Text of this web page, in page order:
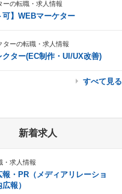
ーの転職・求人情報
可】WEBマーケター
ターの転職・求人情報
クター(EC制作・UI/UX改善)
すべて見る
新着求人
・求人情報
報・PR（メディアリレーショ
報）